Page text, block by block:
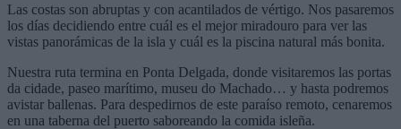
Las costas son abruptas y con acantilados de vértigo. Nos pasaremos
los días decidiendo entre cuál es el mejor miradouro para ver las
vistas panorámicas de la isla y cuál es la piscina natural más bonita.
Nuestra ruta termina en Ponta Delgada, donde visitaremos las portas
da cidade, paseo marítimo, museu do Machado… y hasta podremos
avistar ballenas. Para despedirnos de este paraíso remoto, cenaremos
en una taberna del puerto saboreando la comida isleña.